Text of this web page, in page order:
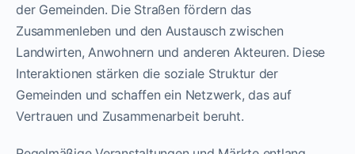
der Gemeinden. Die Straßen fördern das
Zusammenleben und den Austausch zwischen
Landwirten, Anwohnern und anderen Akteuren. Diese
Interaktionen stärken die soziale Struktur der
Gemeinden und schaffen ein Netzwerk, das auf
Vertrauen und Zusammenarbeit beruht.